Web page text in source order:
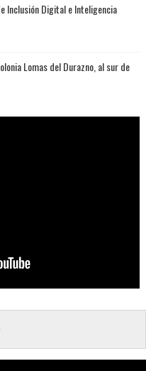
Inclusión Digital e Inteligencia
Lomas del Durazno, al sur de